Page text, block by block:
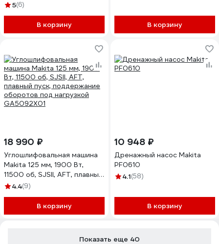
5(6)
В корзину В корзину
18 990 ₽
Углошлифовальная машина
Makita 125 мм, 1900 Вт,
11500 об, SJSII, AFT, плавный
пуск, поддержание
GA5092X01
4.4(9)
В корзину
10 948 ₽
Дренажный насос Makita
PF0610
4.1(58)
В корзину
Показать еще 40